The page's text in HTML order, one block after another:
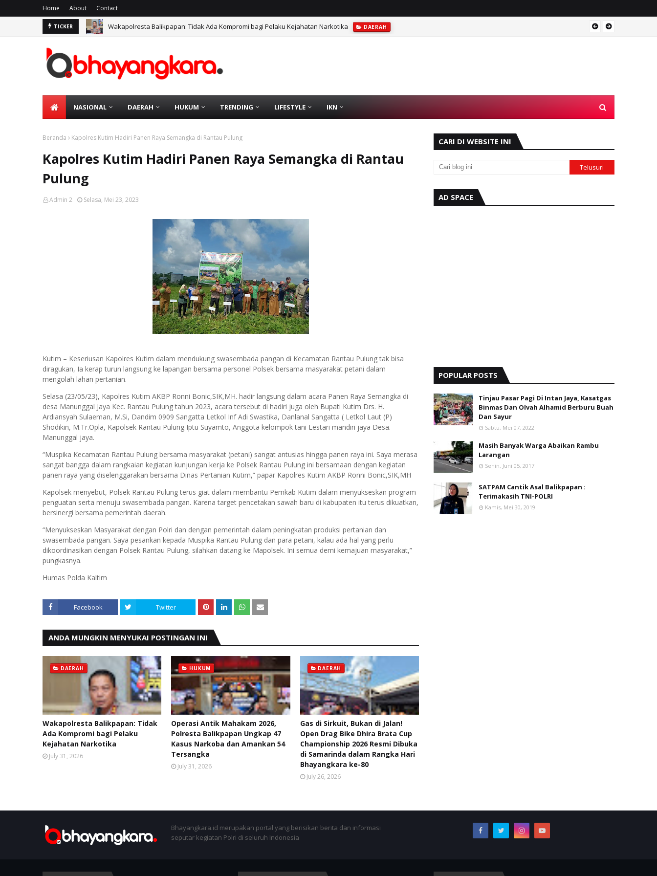
Home About Contact
TICKER Wakapolresta Balikpapan: Tidak Ada Kompromi bagi Pelaku Kejahatan Narkotika DAERAH
NASIONAL DAERAH HUKUM TRENDING LIFESTYLE IKN
Beranda Kapolres Kutim Hadiri Panen Raya Semangka di Rantau Pulung
Kapolres Kutim Hadiri Panen Raya Semangka di Rantau
Pulung
Admin 2 Selasa, Mei 23, 2023
Kutim – Keseriusan Kapolres Kutim dalam mendukung swasembada pangan di Kecamatan Rantau Pulung tak bisa
diragukan, Ia kerap turun langsung ke lapangan bersama personel Polsek bersama masyarakat petani dalam
mengolah lahan pertanian.
Selasa (23/05/23), Kapolres Kutim AKBP Ronni Bonic,SIK,MH. hadir langsung dalam acara Panen Raya Semangka di
desa Manunggal Jaya Kec. Rantau Pulung tahun 2023, acara tersebut di hadiri juga oleh Bupati Kutim Drs. H.
Ardiansyah Sulaeman, M.Si, Dandim 0909 Sangatta Letkol Inf Adi Swastika, Danlanal Sangatta ( Letkol Laut (P)
Shodikin, M.Tr.Opla, Kapolsek Rantau Pulung Iptu Suyamto, Anggota kelompok tani Lestari mandiri jaya Desa.
Manunggal jaya.
“Muspika Kecamatan Rantau Pulung bersama masyarakat (petani) sangat antusias hingga panen raya ini. Saya merasa
sangat bangga dalam rangkaian kegiatan kunjungan kerja ke Polsek Rantau Pulung ini bersamaan dengan kegiatan
panen raya yang diselenggarakan bersama Dinas Pertanian Kutim,” papar Kapolres Kutim AKBP Ronni Bonic,SIK,MH
Kapolsek menyebut, Polsek Rantau Pulung terus giat dalam membantu Pemkab Kutim dalam menyukseskan program
penguatan serta menuju swasembada pangan. Karena target pencetakan sawah baru di kabupaten itu terus dikuatkan,
bersinergi bersama pemerintah daerah.
“Menyukseskan Masyarakat dengan Polri dan dengan pemerintah dalam peningkatan produksi pertanian dan
swasembada pangan. Saya pesankan kepada Muspika Rantau Pulung dan para petani, kalau ada hal yang perlu
dikoordinasikan dengan Polsek Rantau Pulung, silahkan datang ke Mapolsek. Ini semua demi kemajuan masyarakat,”
pungkasnya.
Humas Polda Kaltim
Facebook Twitter
ANDA MUNGKIN MENYUKAI POSTINGAN INI
DAERAH
Wakapolresta Balikpapan: Tidak
Ada Kompromi bagi Pelaku
Kejahatan Narkotika
July 31, 2026
HUKUM
Operasi Antik Mahakam 2026,
Polresta Balikpapan Ungkap 47
Kasus Narkoba dan Amankan 54
Tersangka
July 31, 2026
DAERAH
Gas di Sirkuit, Bukan di Jalan!
Open Drag Bike Dhira Brata Cup
Championship 2026 Resmi Dibuka
di Samarinda dalam Rangka Hari
Bhayangkara ke-80
July 26, 2026
CARI DI WEBSITE INI
AD SPACE
POPULAR POSTS
Tinjau Pasar Pagi Di Intan Jaya, Kasatgas
Binmas Dan Olvah Alhamid Berburu Buah
Dan Sayur
Sabtu, Mei 07, 2022
Masih Banyak Warga Abaikan Rambu
Larangan
Senin, Juni 05, 2017
SATPAM Cantik Asal Balikpapan :
Terimakasih TNI-POLRI
Kamis, Mei 30, 2019
Bhayangkara.id merupakan portal yang berisikan berita dan informasi
seputar kegiatan Polri di seluruh Indonesia